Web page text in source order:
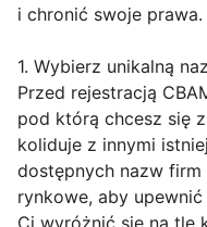
i chronić swoje prawa.
1. Wybierz unikalną
Przed rejestracją
pod którą chcesz się
koliduje z innymi
dostępnych nazw
rynkowe, aby
Ci wyróżnić się na tle